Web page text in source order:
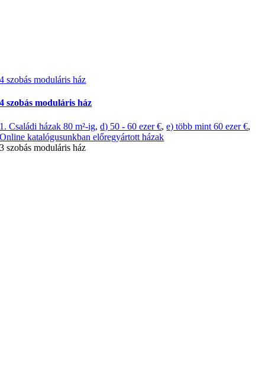
4 szobás moduláris ház
4 szobás moduláris ház
1. Családi házak 80 m²-ig,d) 50 - 60 ezer €,e) több mint 60 ezer €,
Online katalógusunkban előregyártott házak
3 szobás moduláris ház